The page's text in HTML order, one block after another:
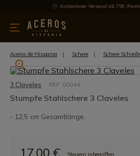
Kostenloser Versand ab 75€
Bietet Aktuelles
Aceros de Hispania Schere Schere
3 Claveles REF: 00044
Stumpfe Stahlschere 3 Claveles
- 12,5 cm Gesamtlänge.
17,00 €
Steuern inbegriffen